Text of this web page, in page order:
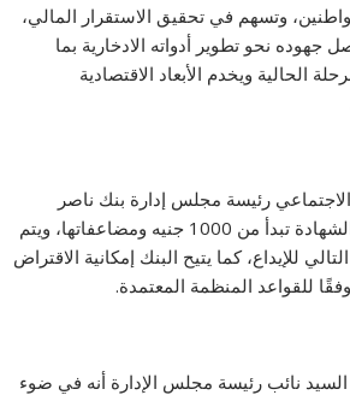
وتسهم في تحقيق الاستقرار المالي،
جهوده نحو تطوير أدواته الادخارية بما
الحالية ويخدم الأبعاد الاقتصادية
رئيسة مجلس إدارة بنك ناصر
الاجتماعي إلى أن قيمة الشهادة تبدأ من 1000 جنيه ومضاعفاتها، ويتم
للإيداع، كما يتيح البنك إمكانية الاقتراض
للقواعد المنظمة المعتمدة.
نائب رئيسة مجلس الإدارة أنه في ضوء